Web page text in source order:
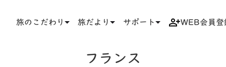
旅のこだわり 旅だより サポート WEB会員登
フランス